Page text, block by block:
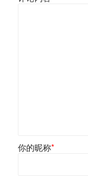
你的昵称*